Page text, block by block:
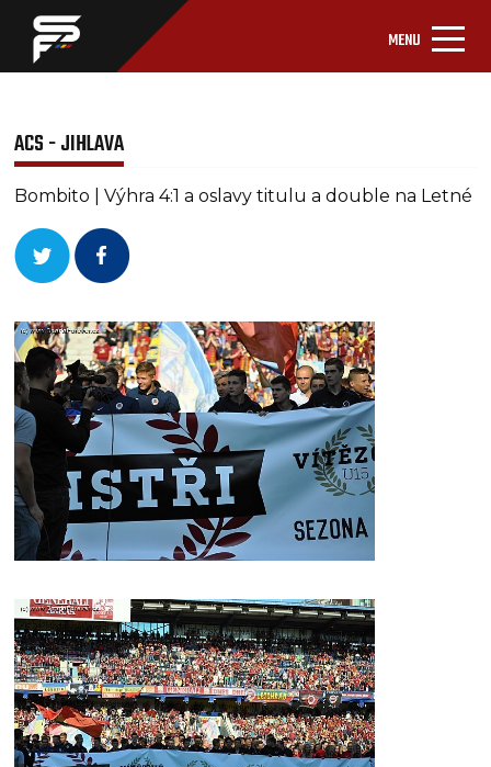
MENU
ACS - JIHLAVA
Bombito | Výhra 4:1 a oslavy titulu a double na Letné